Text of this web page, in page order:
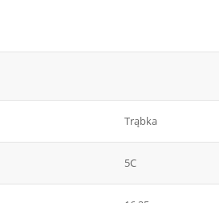
Trąbka
5C